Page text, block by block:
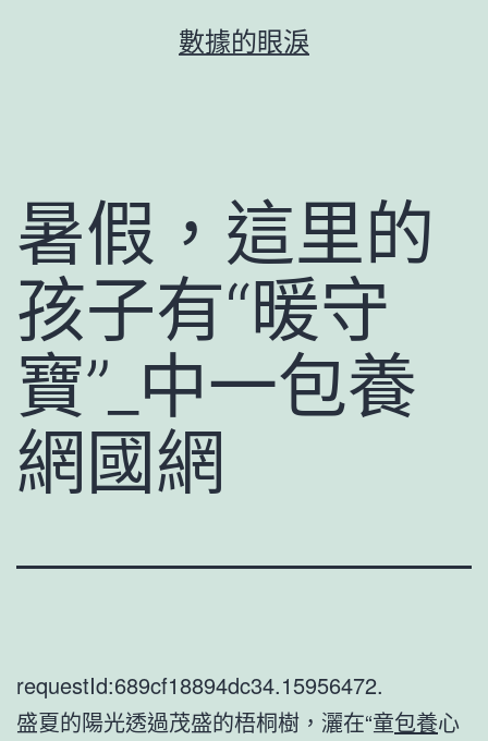
數據的眼淚
暑假，這里的
孩子有“暖守
寶”_中一包養
網國網
requestId:689cf18894dc34.15956472.
盛夏的陽光透過茂盛的梧桐樹，灑在“童包養心